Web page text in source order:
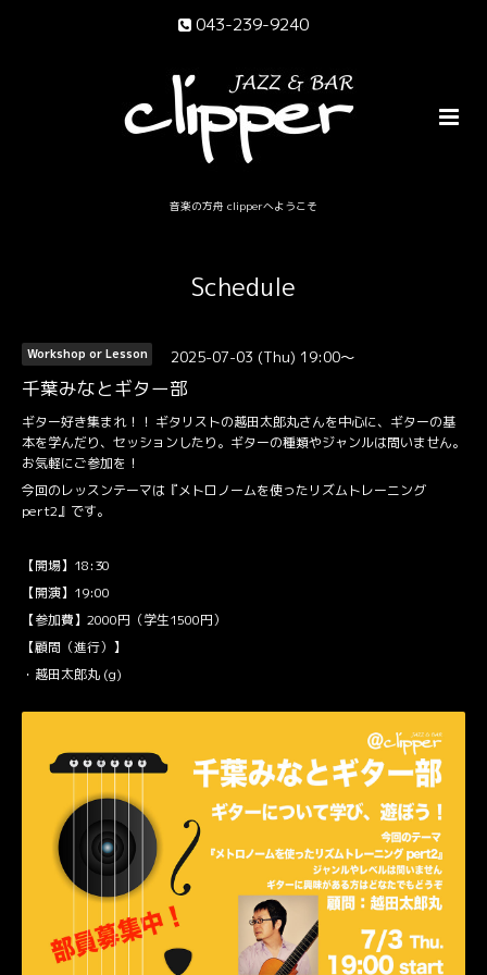
043-239-9240
音楽の方舟 clipperへようこそ
Schedule
Workshop or Lesson 2025-07-03 (Thu) 19:00～
千葉みなとギター部
ギター好き集まれ！！ ギタリストの越田太郎丸さんを中心に、ギターの基
本を学んだり、セッションしたり。ギターの種類やジャンルは問いません。
お気軽にご参加を！
今回のレッスンテーマは『メトロノームを使ったリズムトレーニング
pert2』です。
【開場】18:30
【開演】19:00
【参加費】2000円（学生1500円）
【顧問（進行）】
・越田太郎丸 (g)